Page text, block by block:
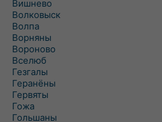
Вишнево
Волковыск
Волпа
Ворняны
Вороново
Вселюб
Гезгалы
Геранёны
Гервяты
Гожа
Гольшаны